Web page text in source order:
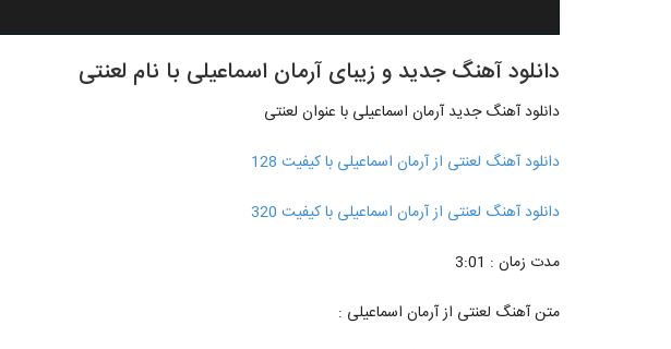
دانلود آهنگ جدید و زیبای آرمان اسماعیلی با نام لعنتی
دانلود آهنگ جدید آرمان اسماعیلی با عنوان لعنتی
دانلود آهنگ لعنتی از آرمان اسماعیلی با کیفیت 128
دانلود آهنگ لعنتی از آرمان اسماعیلی با کیفیت 320
مدت زمان : 3:01
متن آهنگ لعنتی از آرمان اسماعیلی :